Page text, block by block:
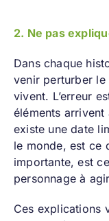
2. Ne pas
Dans chaque
venir perturber le
vivent. L’erreur
éléments arrivent
existe une date
le monde, est ce
importante, est
personnage à
Ces explications